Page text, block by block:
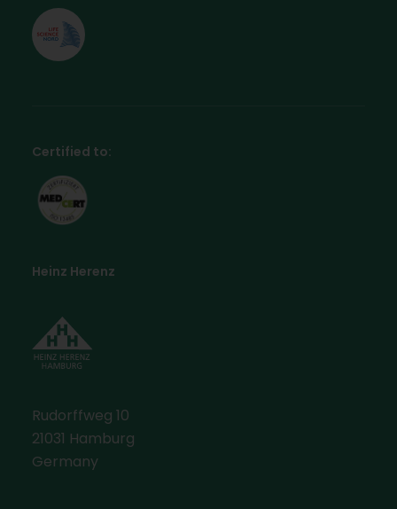
Certified to:
Heinz Herenz
Rudorffweg 10
21031 Hamburg
Germany